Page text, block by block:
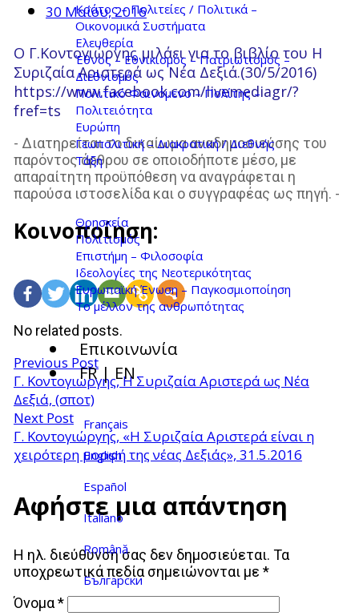
Κράτος – Πολιτείες / Πολιτικά –
Οικονομικά Συστήματα
Ελευθερία
Έθνος – Εθνικισμός – Πατριωτισμός –
Διεθνισμός
Πολιτικό Φαινόμενο – Πολίτης –
Πολιτειότητα
Ευρώπη
Γεωπολιτική – Διακρατική / Διεθνής
Τάξη
Θρησκεία
Πολιτισμός
Επιστήμη – Φιλοσοφία
Ιδεολογίες της Νεοτερικότητας
Ευρωπαϊκή Ένωση – Παγκοσμιοποίηση
Το μέλλον της ανθρωπότητας
Επικοινωνία
FR | EN
Français
English
Español
Italiano
Română
Български
30 Μαΐου, 2016
Ο Γ.Κοντογιώργης μιλάει για το βιβλίο του Η
Συριζαία Αριστερά ως Νέα Δεξιά.(30/5/2016)
https://www.facebook.com/livemediagr/?
fref=ts
- Διατηρείται το δικαίωμα αναδημοσιεύσης του
παρόντος άρθρου σε οποιοδήποτε μέσο, με
απαραίτητη προϋπόθεση να αναγράφεται η
παρούσα ιστοσελίδα και ο συγγραφέας ως πηγή. -
Κοινοποίηση:
No related posts.
Previous Post
Γ. Κοντογιώργης, Η Συριζαία Αριστερά ως Νέα
Δεξιά, (σποτ)
Next Post
Γ. Κοντογιώργης, «Η Συριζαία Αριστερά είναι η
χειρότερη μορφή της νέας Δεξιάς», 31.5.2016
Αφήστε μια απάντηση
Η ηλ. διεύθυνση σας δεν δημοσιεύεται. Τα
υποχρεωτικά πεδία σημειώνονται με *
Όνομα*